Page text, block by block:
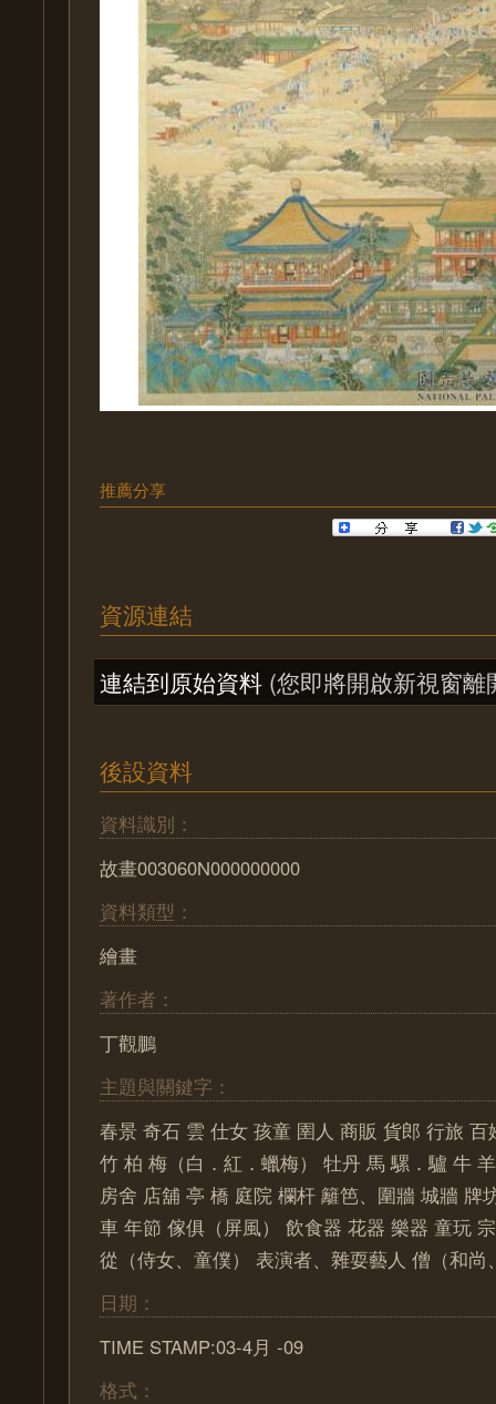
推薦分享
資源連結
連結到原始資料 (您即將開啟新視窗離
後設資料
資料識別：
故畫003060N000000000
資料類型：
繪畫
著作者：
丁觀鵬
主題與關鍵字：
春景 奇石 雲 仕女 孩童 圉人 商販 貨郎 行旅
竹 柏 梅（白．紅．蠟梅） 牡丹 馬 騾．驢 牛
房舍 店舖 亭 橋 庭院 欄杆 籬笆、圍牆 城牆 牌
車 年節 傢俱（屏風） 飲食器 花器 樂器 童玩
從（侍女、童僕） 表演者、雜耍藝人 僧（和
日期：
TIME STAMP:03-4月 -09
格式：